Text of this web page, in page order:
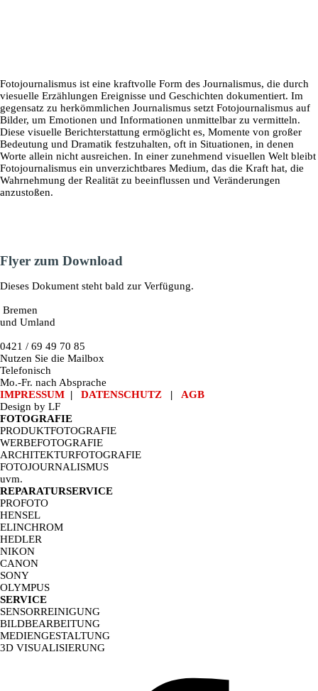
Fotojournalismus ist eine kraftvolle Form des Journalismus, die durch
viesuelle Erzählungen Ereignisse und Geschichten dokumentiert. Im
gegensatz zu herkömmlichen Journalismus setzt Fotojournalismus auf
Bilder, um Emotionen und Informationen unmittelbar zu vermitteln.
Diese visuelle Berichterstattung ermöglicht es, Momente von großer
Bedeutung und Dramatik festzuhalten, oft in Situationen, in denen
Worte allein nicht ausreichen. In einer zunehmend visuellen Welt bleibt
Fotojournalismus ein unverzichtbares Medium, das die Kraft hat, die
Wahrnehmung der Realität zu beeinflussen und Veränderungen
anzustoßen.
Flyer zum Download
Dieses Dokument steht bald zur Verfügung.
Bremen
und Umland
0421 / 69 49 70 85
Nutzen Sie die Mailbox
Telefonisch
Mo.-Fr. nach Absprache
IMPRESSUM | DATENSCHUTZ |
AGB
Design by LF
FOTOGRAFIE
PRODUKTFOTOGRAFIE
WERBEFOTOGRAFIE
ARCHITEKTURFOTOGRAFIE
FOTOJOURNALISMUS
uvm.
REPARATURSERVICE
PROFOTO
HENSEL
ELINCHROM
HEDLER
NIKON
CANON
SONY
OLYMPUS
SERVICE
SENSORREINIGUNG
BILDBEARBEITUNG
MEDIENGESTALTUNG
3D VISUALISIERUNG